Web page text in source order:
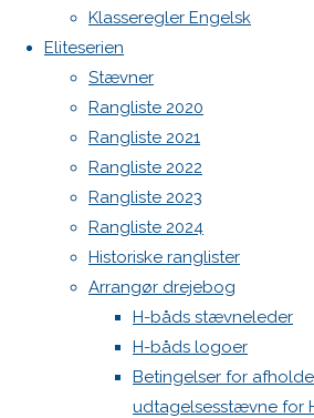
Klasseregler Engelsk
Eliteserien
Stævner
Rangliste 2020
Rangliste 2021
Rangliste 2022
Rangliste 2023
Rangliste 2024
Historiske ranglister
Arrangør drejebog
H-båds stævneleder
H-båds logoer
Betingelser for
udtagelsesstævne for
DHBS
2025
er
klar
december
7.
Høj Jensen fokke til salg
Log ind
WordPress.org
Back